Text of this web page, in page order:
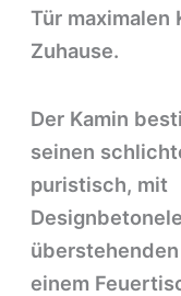
Tür maximalen
Zuhause.
Der Kamin
seinen
puristisch, mit
einem